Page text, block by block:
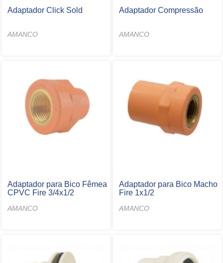
Adaptador Click Sold
AMANCO
Adaptador Compressão
AMANCO
Adaptador para Bico Fêmea
CPVC Fire 3/4x1/2
AMANCO
Adaptador para Bico Macho
Fire 1x1/2
AMANCO